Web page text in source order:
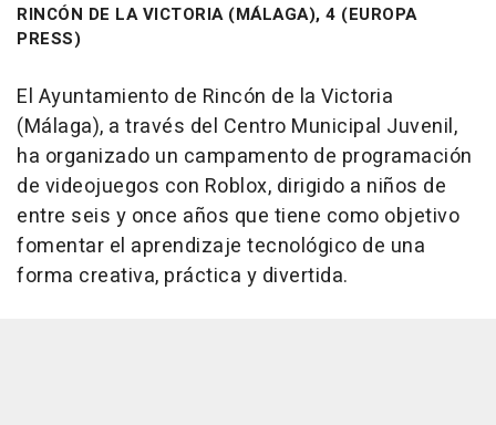
RINCÓN DE LA VICTORIA (MÁLAGA), 4 (EUROPA
PRESS)
El Ayuntamiento de Rincón de la Victoria
(Málaga), a través del Centro Municipal Juvenil,
ha organizado un campamento de programación
de videojuegos con Roblox, dirigido a niños de
entre seis y once años que tiene como objetivo
fomentar el aprendizaje tecnológico de una
forma creativa, práctica y divertida.